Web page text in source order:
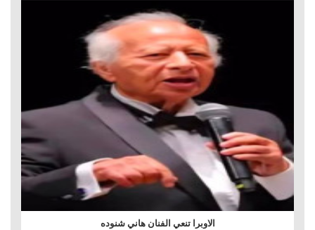
الاوبرا تنعي الفنان هاني شنوده